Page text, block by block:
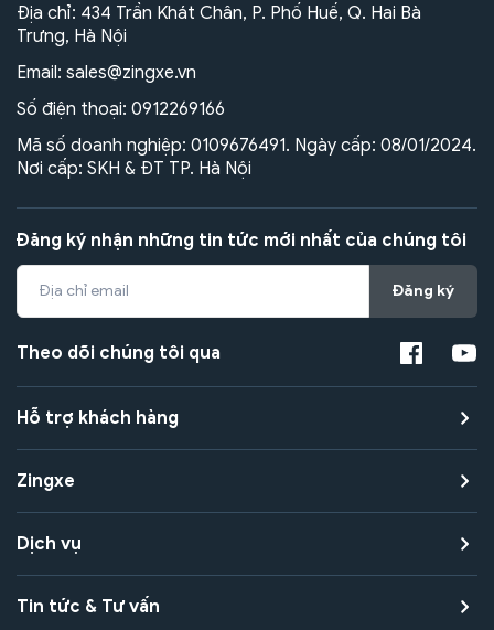
Địa chỉ: 434 Trần Khát Chân, P. Phố Huế, Q. Hai Bà
Trưng, Hà Nội
Email: sales@zingxe.vn
Số điện thoại: 0912269166
Mã số doanh nghiệp: 0109676491. Ngày cấp: 08/01/2024.
Nơi cấp: SKH & ĐT TP. Hà Nội
Đăng ký nhận những tin tức mới nhất của chúng tôi
Đăng ký
Theo dõi chúng tôi qua
Hỗ trợ khách hàng
Zingxe
Dịch vụ
Tin tức & Tư vấn